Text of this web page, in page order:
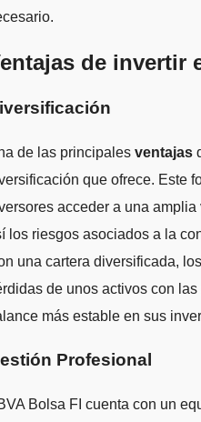
de invertir
de las principales ventajas
que ofrece. Este
acceder a una
los riesgos asociados a la
una cartera diversificada,
de unos activos con
más estable en sus
Profesional
Bolsa FI cuenta con un